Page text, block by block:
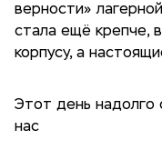
верности»
стала ещё крепче,
корпусу, а
Этот день надолго
нас